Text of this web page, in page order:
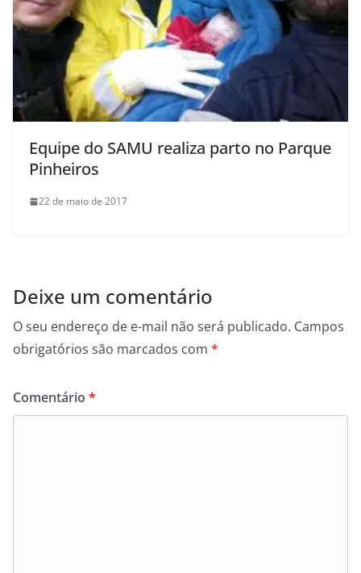
Equipe do SAMU realiza parto no Parque
Pinheiros
22 de maio de 2017
Deixe um comentário
O seu endereço de e-mail não será publicado. Campos
obrigatórios são marcados com *
Comentário *